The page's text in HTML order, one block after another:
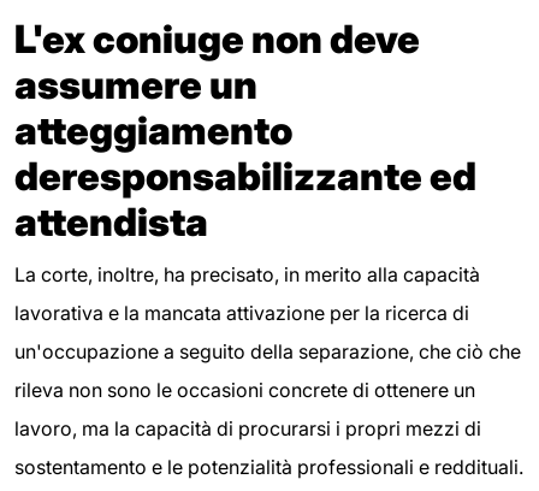
L'ex coniuge non deve
assumere un
atteggiamento
deresponsabilizzante ed
attendista
La corte, inoltre, ha precisato, in merito alla capacità
lavorativa e la mancata attivazione per la ricerca di
un'occupazione a seguito della separazione, che ciò che
rileva non sono le occasioni concrete di ottenere un
lavoro, ma la capacità di procurarsi i propri mezzi di
sostentamento e le potenzialità professionali e reddituali.